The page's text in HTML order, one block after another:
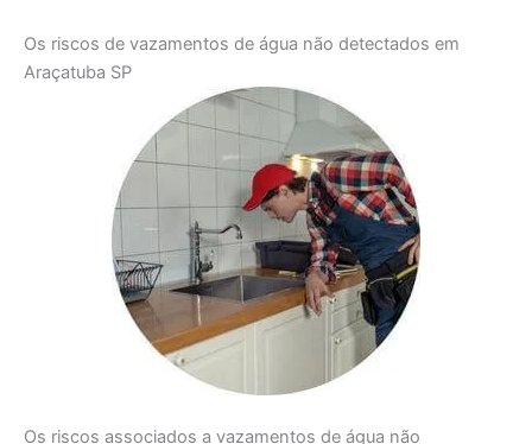
Os riscos de vazamentos de água não detectados em
Araçatuba SP
Os riscos associados a vazamentos de água não